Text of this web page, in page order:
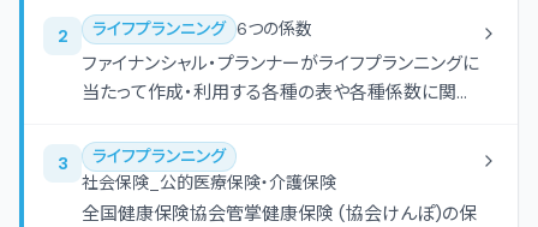
2 ライフプランニング 6つの係数
ファイナンシャル・プランナーがライフプランニングに
当たって作成・利用する各種の表や各種係数に関す
3
ライフプランニング
社会保険_公的医療保険・介護保険
全国健康保険協会管掌健康保険 (協会けんぽ)の保